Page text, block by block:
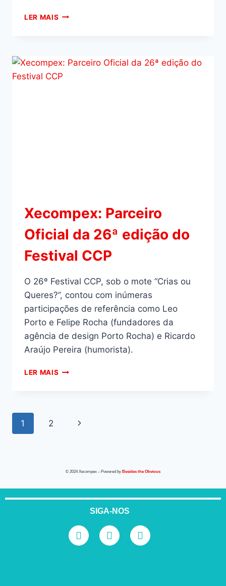
LER MAIS
Xecompex: Parceiro
Oficial da 26ª edição do
Festival CCP
O 26º Festival CCP, sob o mote “Crias ou
Queres?”, contou com inúmeras
participações de referência como Leo
Porto e Felipe Rocha (fundadores da
agência de design Porto Rocha) e Ricardo
Araújo Pereira (humorista).
LER MAIS
1 2
© 2024 Xecompex – Powered by Besides the Obvious
SIGA-NOS